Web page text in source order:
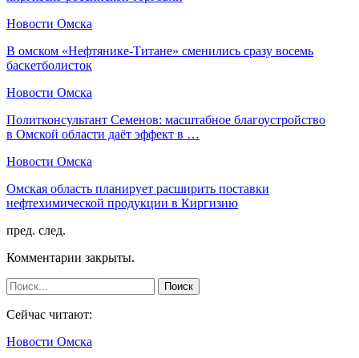
Новости Омска
В омском «Нефтянике-Титане» сменились сразу восемь
баскетболисток
Новости Омска
Политконсультант Семенов: масштабное благоустройство
в Омской области даёт эффект в …
Новости Омска
Омская область планирует расширить поставки
нефтехимической продукции в Киргизию
пред. след.
Комментарии закрыты.
Сейчас читают:
Новости Омска